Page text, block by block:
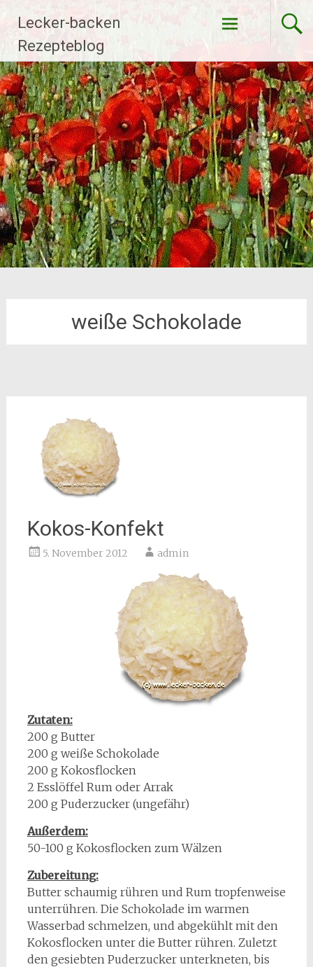
Inhalt
springen
Lecker-backen
Rezepteblog
weiße Schokolade
Kokos-Konfekt
5. November 2012 admin
Zutaten:
200 g Butter
200 g weiße Schokolade
200 g Kokosflocken
2 Esslöffel Rum oder Arrak
200 g Puderzucker (ungefähr)
Außerdem:
50-100 g Kokosflocken zum Wälzen
Zubereitung:
Butter schaumig rühren und Rum tropfenweise
unterrühren. Die Schokolade im warmen
Wasserbad schmelzen, und abgekühlt mit den
Kokosflocken unter die Butter rühren. Zuletzt
den gesiebten Puderzucker unterkneten, bis